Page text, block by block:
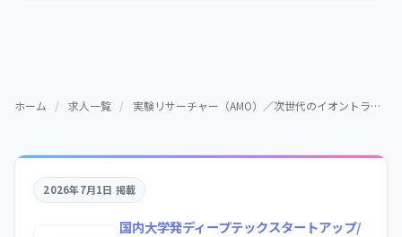
ホーム / 求人一覧 / 実験リサーチャー（AMO）／次世代のイオントラップ量子コンピュータ
2026年7月1日 掲載
国内大学発ディープテックスタートアップ/